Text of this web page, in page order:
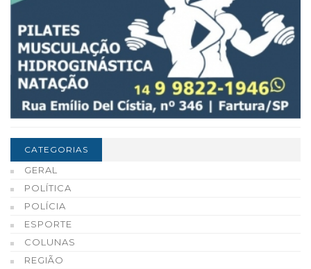
CATEGORIAS
GERAL
POLÍTICA
POLÍCIA
ESPORTE
COLUNAS
REGIÃO